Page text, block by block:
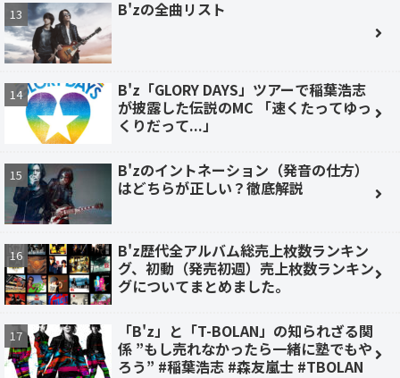
B'zの全曲リスト
B'z「GLORY DAYS」ツアーで稲葉浩志
が披露した伝説のMC 「速くたってゆっ
くりだって...」
B'zのイントネーション（発音の仕方）
はどちらが正しい？徹底解説
B'z歴代全アルバム総売上枚数ランキン
グ、初動（発売初週）売上枚数ランキン
グについてまとめました。
「B'z」と「T-BOLAN」の知られざる関
係 ”もし売れなかったら一緒に塾でもや
ろう” #稲葉浩志 #森友嵐士 #TBOLAN